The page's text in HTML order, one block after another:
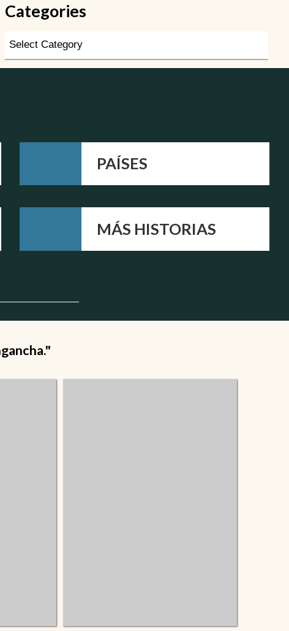
Categories
PAÍSES
MÁS HISTORIAS